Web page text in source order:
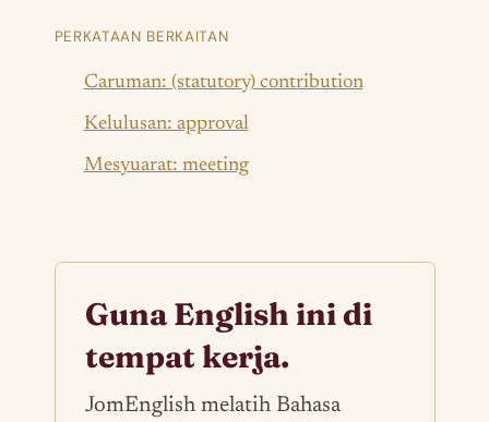
PERKATAAN BERKAITAN
Caruman: (statutory) contribution
Kelulusan: approval
Mesyuarat: meeting
Guna English ini di
tempat kerja.
JomEnglish melatih Bahasa